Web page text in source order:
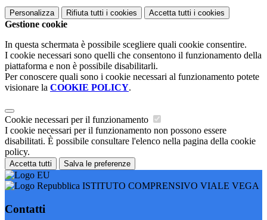
Personalizza Rifiuta tutti i cookies Accetta tutti i cookies
Gestione cookie
In questa schermata è possibile scegliere quali cookie consentire.
I cookie necessari sono quelli che consentono il funzionamento della
piattaforma e non è possibile disabilitarli.
Per conoscere quali sono i cookie necessari al funzionamento potete
visionare la COOKIE POLICY.
Cookie necessari per il funzionamento
I cookie necessari per il funzionamento non possono essere
disabilitati. È possibile consultare l'elenco nella pagina della cookie
policy.
Accetta tutti Salva le preferenze
ISTITUTO COMPRENSIVO VIALE VEGA
Contatti